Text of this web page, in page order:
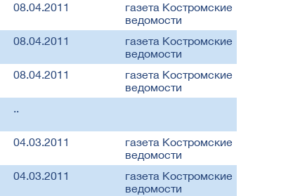
08.04.2011
газета Костромские
ведомости
08.04.2011
газета Костромские
ведомости
08.04.2011
газета Костромские
ведомости
..
04.03.2011
газета Костромские
ведомости
04.03.2011
газета Костромские
ведомости